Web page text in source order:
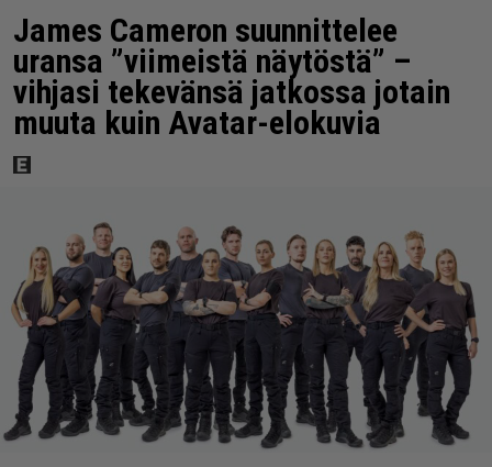
James Cameron suunnittelee
uransa ”viimeistä näytöstä” –
vihjasi tekevänsä jatkossa jotain
muuta kuin Avatar-elokuvia